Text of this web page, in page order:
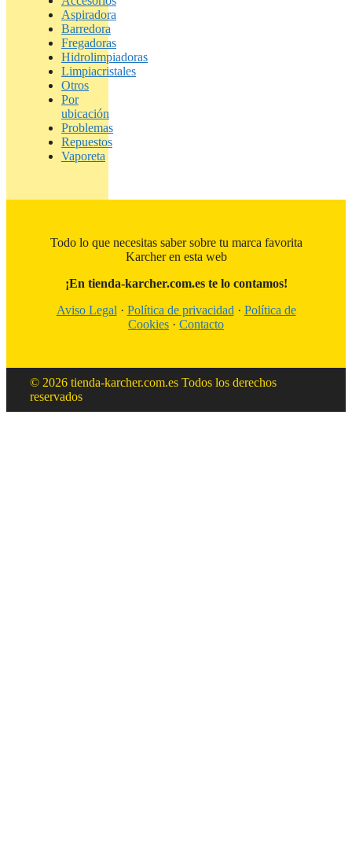
Aspiradora
Barredora
Fregadoras
Hidrolimpiadoras
Limpiacristales
Otros
Por
ubicación
Problemas
Repuestos
Vaporeta
Todo lo que necesitas saber sobre tu marca favorita
Karcher en esta web
¡En tienda-karcher.com.es te lo contamos!
Aviso Legal · Política de privacidad · Política de
Cookies · Contacto
© 2026 tienda-karcher.com.es Todos los derechos
reservados